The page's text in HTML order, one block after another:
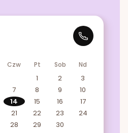
Czw Pt Sob Nd
1 2
3
7 8 9
10
14 15 16
17
21 22 23
24
28 29 30